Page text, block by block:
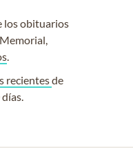
los obituarios
.
recientesde